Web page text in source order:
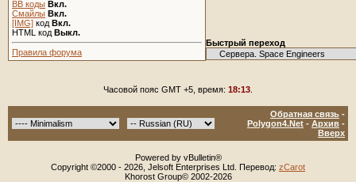
BB коды Вкл.
Смайлы Вкл.
[IMG] код Вкл.
HTML код Выкл.
Правила форума
Быстрый переход
Часовой пояс GMT +5, время: 18:13
Обратная связь -
Polygon4.Net - Архив -
Вверх
Powered by vBulletin®
Copyright ©2000 - 2026, Jelsoft Enterprises Ltd. Перевод: zCarot
Khorost Group© 2002-2026